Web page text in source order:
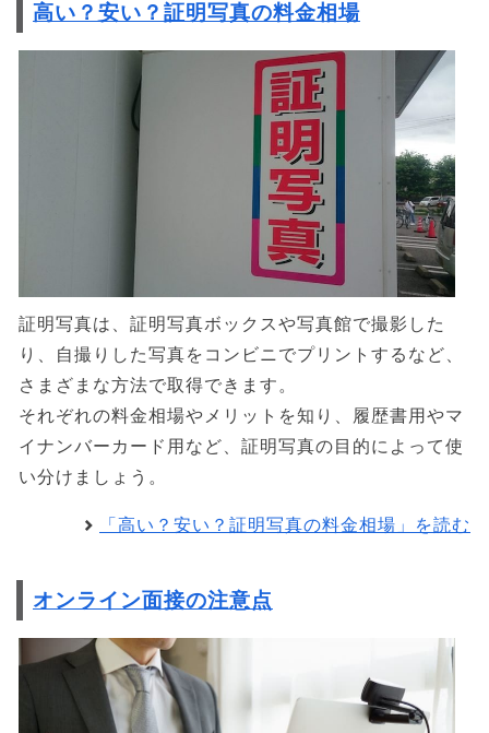
高い？安い？証明写真の料金相場
証明写真は、証明写真ボックスや写真館で撮影した
り、自撮りした写真をコンビニでプリントするなど、
さまざまな方法で取得できます。
それぞれの料金相場やメリットを知り、履歴書用やマ
イナンバーカード用など、証明写真の目的によって使
い分けましょう。
「高い？安い？証明写真の料金相場」を読む
オンライン面接の注意点